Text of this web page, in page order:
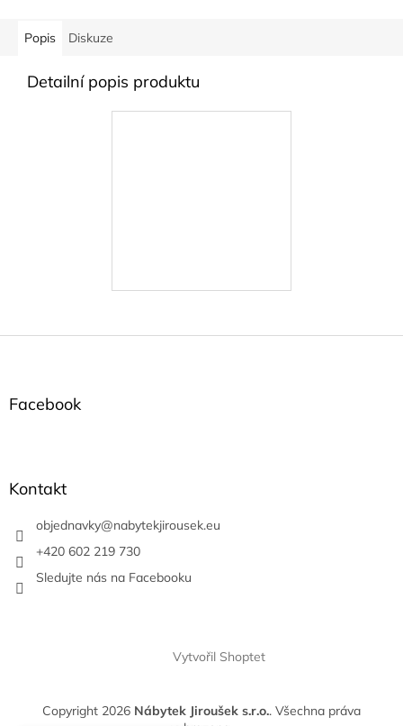
Popis Diskuze
Detailní popis produktu
Z
Facebook
Kontakt
objednavky@nabytekjirousek.eu
+420 602 219 730
Sledujte nás na Facebooku
Vytvořil Shoptet
Copyright 2026 Nábytek Jiroušek s.r.o.. Všechna práva